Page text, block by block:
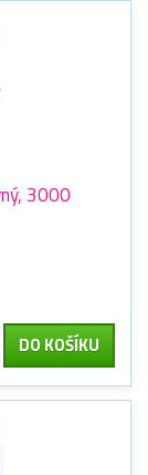
3000
DO KOŠÍKU